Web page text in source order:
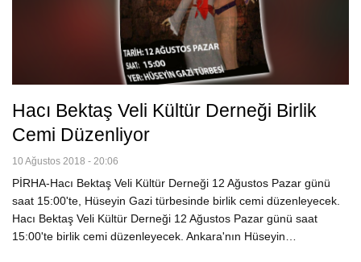
Hacı Bektaş Veli Kültür Derneği Birlik
Cemi Düzenliyor
10 Ağustos 2018 - 20:06
PİRHA-Hacı Bektaş Veli Kültür Derneği 12 Ağustos Pazar günü
saat 15:00'te, Hüseyin Gazi türbesinde birlik cemi düzenleyecek.
Hacı Bektaş Veli Kültür Derneği 12 Ağustos Pazar günü saat
15:00'te birlik cemi düzenleyecek. Ankara'nın Hüseyin…